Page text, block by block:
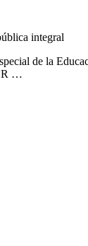
integral
de la
…